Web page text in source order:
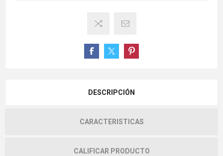
DESCRIPCIÓN
CARACTERISTICAS
CALIFICAR PRODUCTO